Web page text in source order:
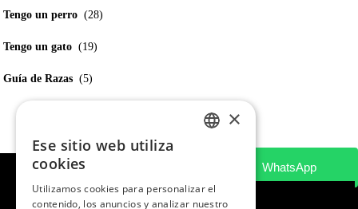
Tengo un perro (28)
Tengo un gato (19)
Guía de Razas (5)
PORTUGUESE
×
Ese sitio web utiliza
cookies
Utilizamos cookies para personalizar el
contenido, los anuncios y analizar nuestro